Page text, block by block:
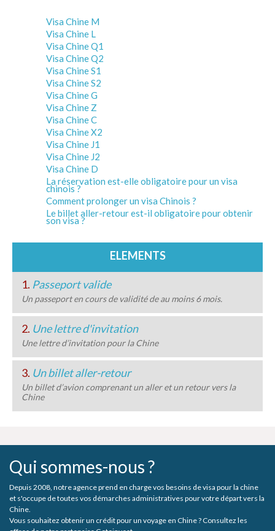
Visa Chine M
Visa Chine L
Visa Chine Q1
Visa Chine Q2
Visa Chine S1
Visa Chine S2
Visa Chine G
Visa Chine Z
Visa Chine C
Visa Chine X2
Visa Chine J1
Visa Chine J2
Visa Chine D
La réservation est-elle obligatoire pour un visa
chinois ?
Comment prolonger un visa Chinois ?
Le billet aller-retour est-il obligatoire pour obtenir
son visa ?
ELEMENTS
1. Passeport valide
Un passeport en cours de validité de au moins 6 mois.
2. Une lettre d'invitation
Une lettre d’invitation pour la Chine
3. Un billet aller-retour
Un billet d’avion comprenant un aller et un retour vers la
Chine
Qui sommes-nous ?
Depuis 2008, notre agence prend en charge vos besoins de visa pour la chine
et s'occupe de toutes vos démarches administratives pour votre départ vers la
Chine.
Vous souhaitez obtenir un crédit pour un voyage en Chine ? Consultez les